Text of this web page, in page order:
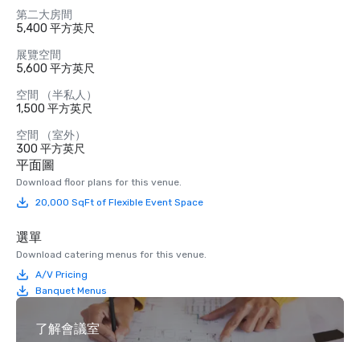
第二大房間
5,400 平方英尺
展覽空間
5,600 平方英尺
空間 （半私人）
1,500 平方英尺
空間 （室外）
300 平方英尺
平面圖
Download floor plans for this venue.
20,000 SqFt of Flexible Event Space
選單
Download catering menus for this venue.
A/V Pricing
Banquet Menus
了解會議室